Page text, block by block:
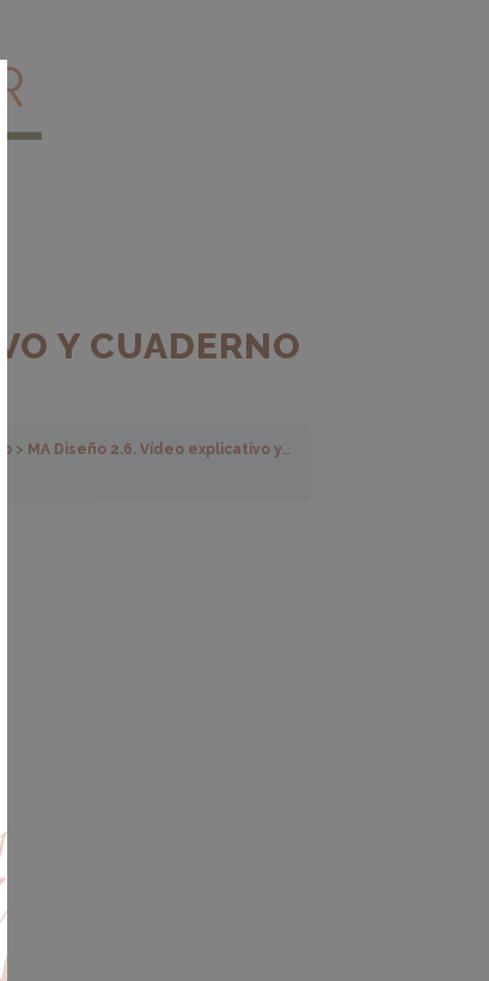
Y CUADERNO
MA Diseño 2.6. Vídeo explicativo y cuaderno